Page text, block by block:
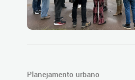
Planejamento urbano